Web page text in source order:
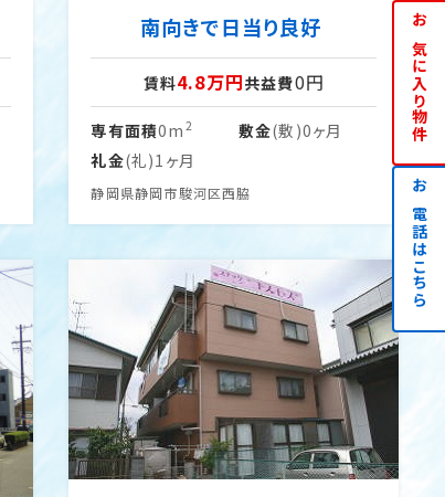
南向きで日当り良好
賃料4.8万円共益費0円
専有面積0m 2 敷金(敷)0ヶ月
礼金(礼)1ヶ月
静岡県静岡市駿河区西脇
お気に入り物件
お電話はこちら